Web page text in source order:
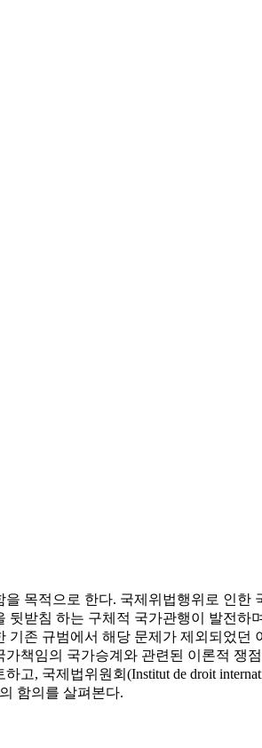
목적으로 한다. 국제위법행위로 인한
받침 하는 구체적 국가관행이 발전하
존 규범에서 해당 문제가 제외되었던
책임의 국가승계와 관련된 이론적 쟁
, 국제법위원회(Institut de droit
함의를 살펴본다.